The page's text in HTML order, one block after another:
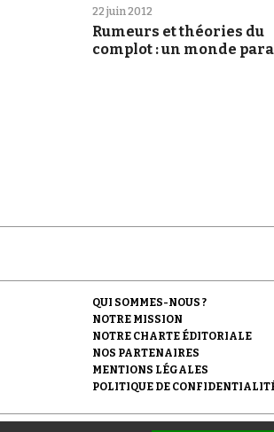
22 juin 2012
Rumeurs et théories du
complot : un monde
QUI SOMMES-NOUS ?
NOTRE MISSION
NOTRE CHARTE ÉDITORIALE
NOS PARTENAIRES
MENTIONS LÉGALES
POLITIQUE DE